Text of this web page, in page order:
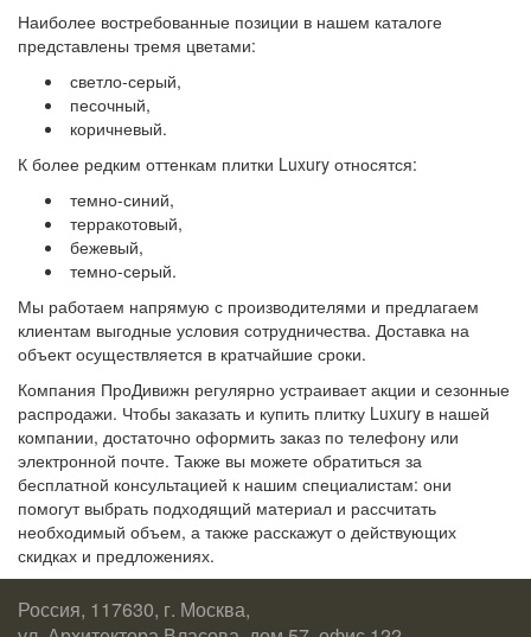
Наиболее востребованные позиции в нашем каталоге
представлены тремя цветами:
светло-серый,
песочный,
коричневый.
К более редким оттенкам плитки Luxury относятся:
темно-синий,
терракотовый,
бежевый,
темно-серый.
Мы работаем напрямую с производителями и предлагаем
клиентам выгодные условия сотрудничества. Доставка на
объект осуществляется в кратчайшие сроки.
Компания ПроДивижн регулярно устраивает акции и сезонные
распродажи. Чтобы заказать и купить плитку Luxury в нашей
компании, достаточно оформить заказ по телефону или
электронной почте. Также вы можете обратиться за
бесплатной консультацией к нашим специалистам: они
помогут выбрать подходящий материал и рассчитать
необходимый объем, а также расскажут о действующих
скидках и предложениях.
Россия, 117630, г. Москва,